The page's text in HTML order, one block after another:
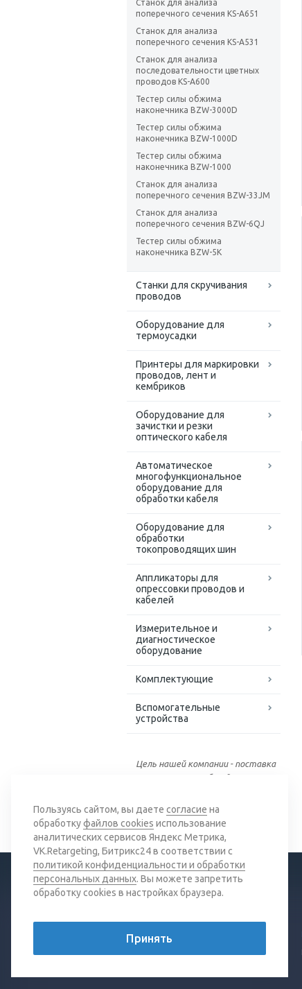
Станок для анализа
поперечного сечения KS-A651
Станок для анализа
поперечного сечения KS-A531
Станок для анализа
последовательности цветных
проводов KS-A600
Тестер силы обжима
наконечника BZW-3000D
Тестер силы обжима
наконечника BZW-1000D
Тестер силы обжима
наконечника BZW-1000
Станок для анализа
поперечного сечения BZW-33JM
Станок для анализа
поперечного сечения BZW-6QJ
Тестер силы обжима
наконечника BZW-5K
Станки для скручивания
проводов
Оборудование для
термоусадки
Принтеры для маркировки
проводов, лент и
кембриков
Оборудование для
зачистки и резки
оптического кабеля
Автоматическое
многофункциональное
оборудование для
обработки кабеля
Оборудование для
обработки
токопроводящих шин
Аппликаторы для
опрессовки проводов и
кабелей
Измерительное и
диагностическое
оборудование
Комплектующие
Вспомогательные
устройства
Цель нашей компании - поставка
качественного оборудования
© 2026 Все права защищены.
Пользуясь сайтом, вы даете согласие на
обработкуфайлов cookies использование
аналитических сервисов Яндекс Метрика,
VK.Retargeting, Битрикс24 в соответствии с
политикой конфиденциальности и обработки
персональных данных. Вы можете запретить
обработку cookies в настройках браузера.
Принять